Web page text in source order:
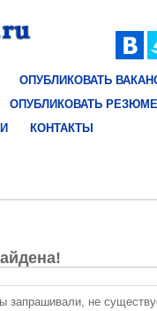
ОПУБЛИКОВАТЬ
ОПУБЛИКОВАТЬ РЕЗЮМЕ
КОНТАКТЫ
запрашивали, не